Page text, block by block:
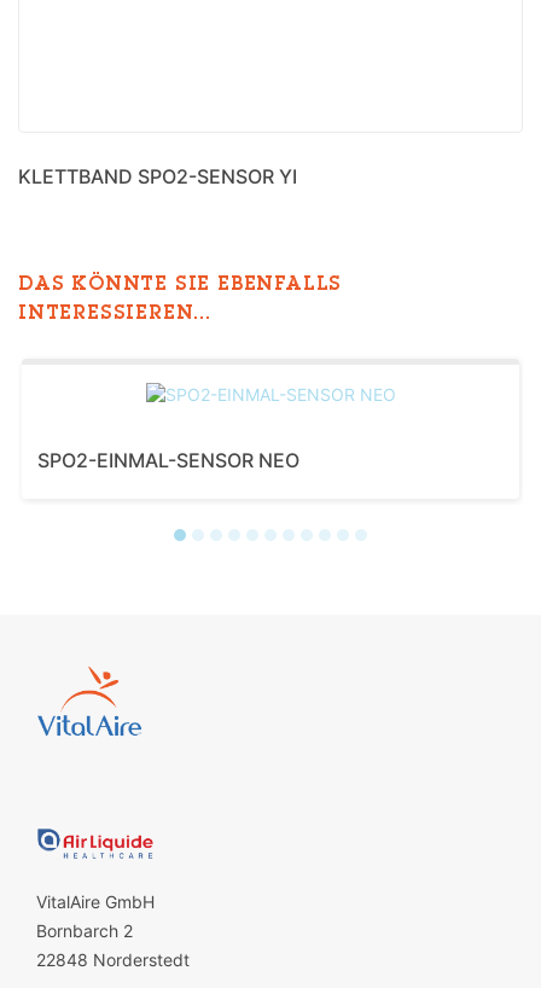
KLETTBAND SPO2-SENSOR YI
DAS KÖNNTE SIE EBENFALLS
INTERESSIEREN...
SPO2-EINMAL-SENSOR NEO
VitalAire GmbH
Bornbarch 2
22848 Norderstedt